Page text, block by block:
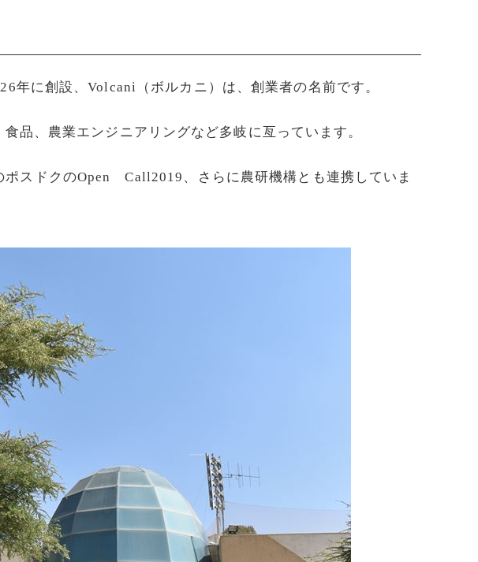
年に創設、Volcani（ボルカニ）は、創業者の名前です。
品、農業エンジニアリングなど多岐に亙っています。
スドクのOpen Call2019、さらに農研機構とも連携していま